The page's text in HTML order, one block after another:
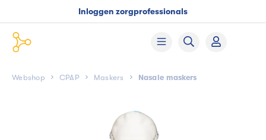
Inloggen zorgprofessionals
Webshop CPAP Maskers Nasale maskers